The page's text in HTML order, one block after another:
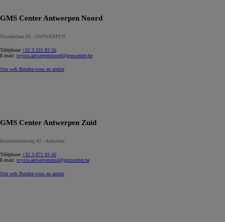
GMS Center Antwerpen Noord
Noorderlaan 93 - ANTWERPEN
Téléphone +32 3 321 83 26
E-mail: toyota.antwerpennoord@gmscenter.be
Site web Rendez-vous en atelier
GMS Center Antwerpen Zuid
Boomsesteenweg 42 - Aartselaar
Téléphone +32 3 871 93 50
E-mail: toyota.antwerpenzuid@gmscenter.be
Site web Rendez-vous en atelier